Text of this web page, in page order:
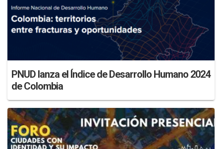
PNUD lanza el Índice de Desarrollo Humano 2024
de Colombia